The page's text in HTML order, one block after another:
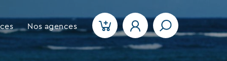
Nos agences